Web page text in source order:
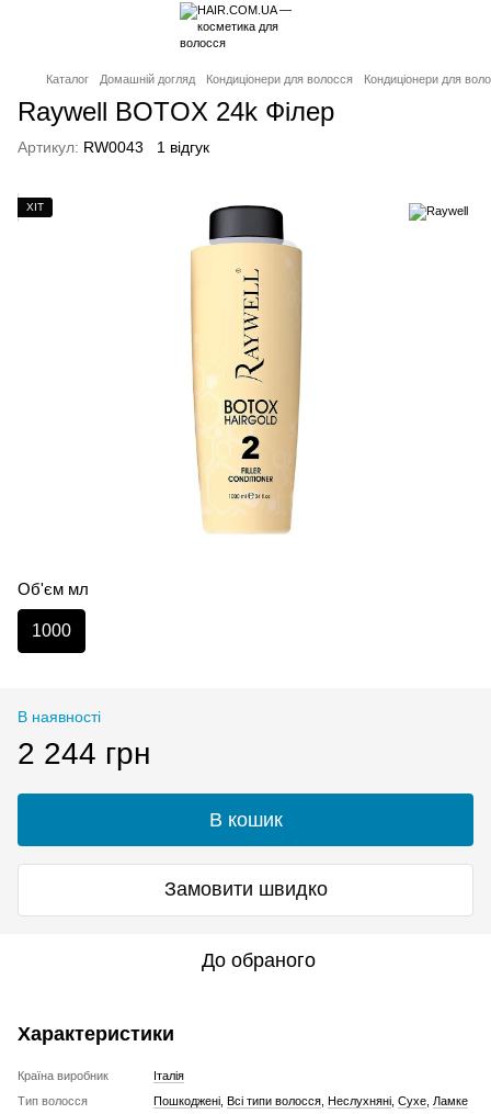
Каталог Домашній догляд Кондиціонери для волосся Кондиціонери для
Raywell BOTOX 24k Філер
Артикул: RW0043 1 відгук
ХІТ
Об'єм мл
1000
В наявності
2 244 грн
В кошик
Замовити швидко
До обраного
Характеристики
Країна виробник
Італія
Тип волосся
Пошкоджені Всі типи волосся Неслухняні Сухе Ламке